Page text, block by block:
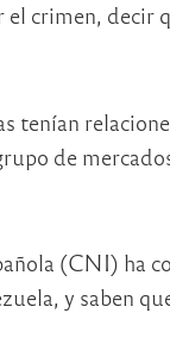
el crimen, decir
tenían
de
(CNI) ha
y saben